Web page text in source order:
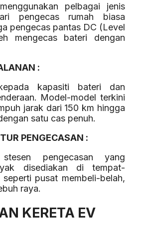
pelbagai jenis
pengecas rumah biasa
pengecas pantas DC (Level
mengecas bateri dengan
:
kapasiti bateri dan
Model-model terkini
jarak dari 150 km hingga
satu cas penuh.
PENGECASAN :
stesen pengecasan yang
disediakan di tempat-
pusat membeli-belah,
raya.
KERETA EV